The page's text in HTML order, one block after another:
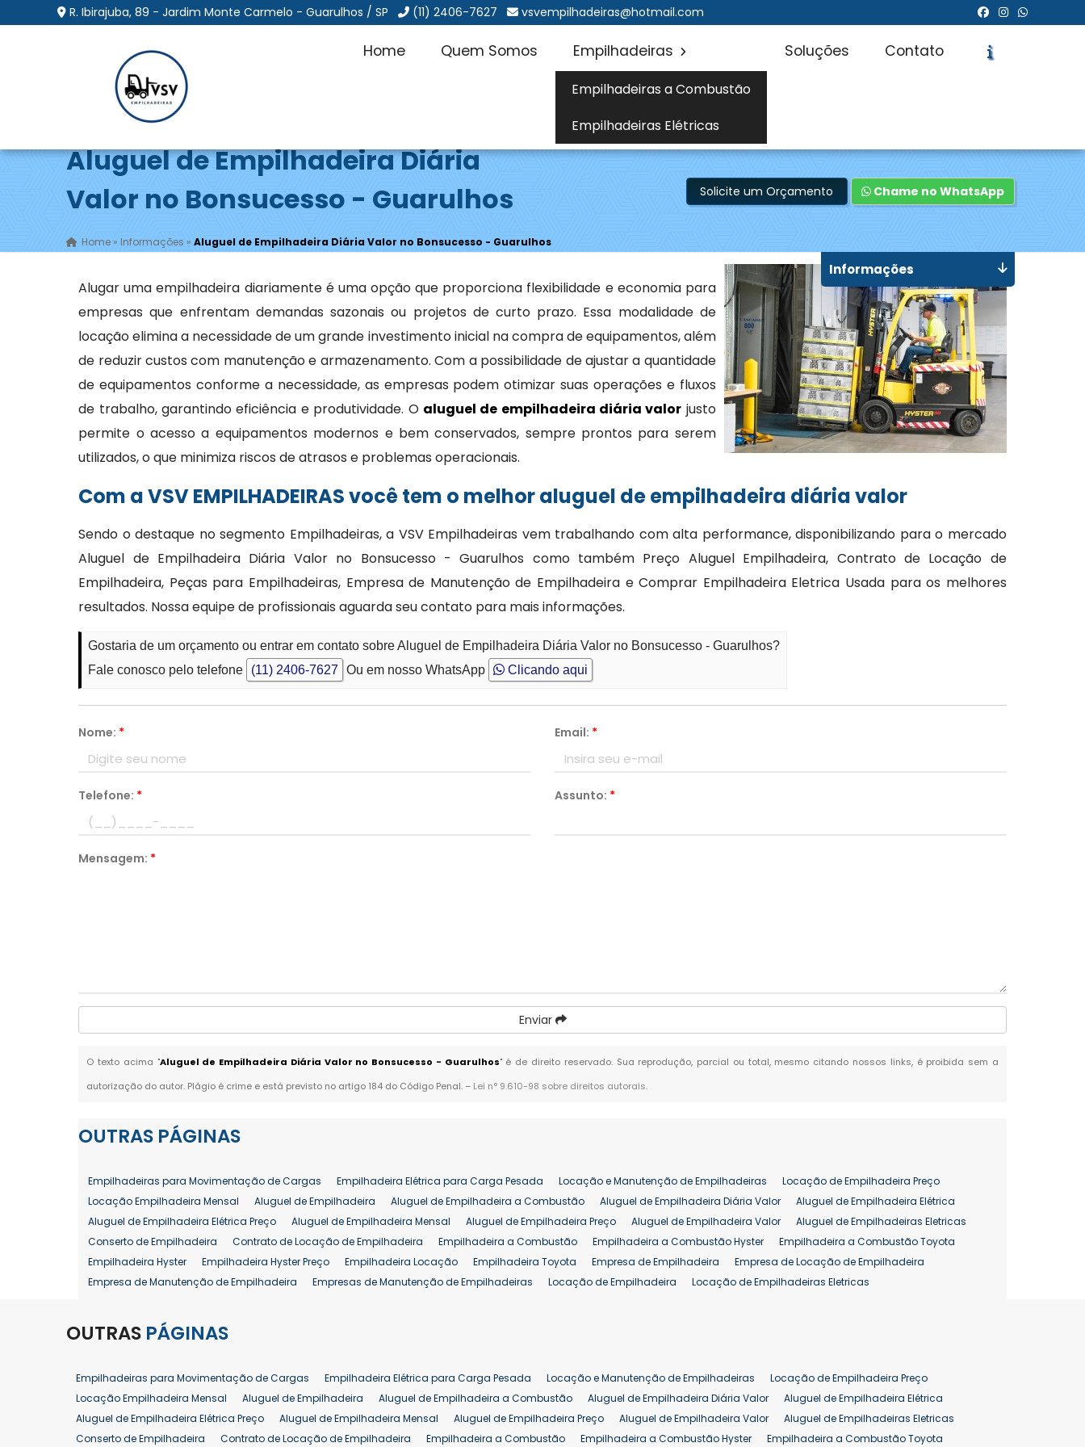
R. Ibirajuba, 89 - Jardim Monte Carmelo - Guarulhos / SP (11) 2406-7627 vsvempilhadeiras@hotmail.com
Home Quem Somos Empilhadeiras
Empilhadeiras a Combustão
Empilhadeiras Elétricas
Soluções Contato
Aluguel de Empilhadeira Diária
Valor no Bonsucesso - Guarulhos
Home »Informações »Aluguel de Empilhadeira Diária Valor no Bonsucesso - Guarulhos
Solicite um Orçamento Chame no WhatsApp
Alugar uma empilhadeira diariamente é uma opção que proporciona flexibilidade e economia para
empresas que enfrentam demandas sazonais ou projetos de curto prazo. Essa modalidade de
locação elimina a necessidade de um grande investimento inicial na compra de equipamentos, além
de reduzir custos com manutenção e armazenamento. Com a possibilidade de ajustar a quantidade
de equipamentos conforme a necessidade, as empresas podem otimizar suas operações e fluxos
de trabalho, garantindo eficiência e produtividade. O aluguel de empilhadeira diária valor justo
permite o acesso a equipamentos modernos e bem conservados, sempre prontos para serem
utilizados, o que minimiza riscos de atrasos e problemas operacionais.
Com a VSV EMPILHADEIRAS você tem o melhor aluguel de empilhadeira diária valor
Sendo o destaque no segmento Empilhadeiras, a VSV Empilhadeiras vem trabalhando com alta performance, disponibilizando para o mercado
Aluguel de Empilhadeira Diária Valor no Bonsucesso - Guarulhos como também Preço Aluguel Empilhadeira, Contrato de Locação de
Empilhadeira, Peças para Empilhadeiras, Empresa de Manutenção de Empilhadeira e Comprar Empilhadeira Eletrica Usada para os melhores
resultados. Nossa equipe de profissionais aguarda seu contato para mais informações.
Gostaria de um orçamento ou entrar em contato sobre Aluguel de Empilhadeira Diária Valor no Bonsucesso - Guarulhos?
Fale conosco pelo telefone
(11) 2406-7627 Ou em nosso WhatsApp Clicando aqui
Nome: * Email: *
Telefone: * Assunto: *
Mensagem: *
Enviar
O texto acima "Aluguel de Empilhadeira Diária Valor no Bonsucesso - Guarulhos" é de direito reservado. Sua reprodução, parcial ou total, mesmo citando nossos links, é proibida sem a
autorização do autor. Plágio é crime e está previsto no artigo 184 do Código Penal. – Lei n° 9.610-98 sobre direitos autorais.
Informações
OUTRAS PÁGINAS
Empilhadeiras para Movimentação de Cargas Empilhadeira Elétrica para Carga Pesada Locação e Manutenção de Empilhadeiras
Locação de Empilhadeira Preço
Locação Empilhadeira Mensal
Aluguel de Empilhadeira Aluguel de Empilhadeira a Combustão Aluguel de Empilhadeira Diária Valor
Aluguel de Empilhadeira Elétrica
Aluguel de Empilhadeira Elétrica Preço
Aluguel de Empilhadeira Mensal Aluguel de Empilhadeira Preço Aluguel de Empilhadeira Valor
Aluguel de Empilhadeiras Eletricas
Conserto de Empilhadeira
Contrato de Locação de Empilhadeira Empilhadeira a Combustão Empilhadeira a Combustão Hyster
Empilhadeira a Combustão Toyota
Empilhadeira Hyster
Empilhadeira Hyster Preço Empilhadeira Locação Empilhadeira Toyota Empresa de Empilhadeira
Empresa de Locação de Empilhadeira
Empresa de Manutenção de Empilhadeira
Empresas de Manutenção de Empilhadeiras Locação de Empilhadeira
Locação de Empilhadeiras Eletricas
Manutenção em Empilhadeiras
Reforma de Empilhadeira
Aluguel de Empilhadeira 25 ton
Locação de Empilhadeira 25 ton Comprar Empilhadeira 25 ton Empilhadeira a Combustão 25 ton
Preço de Empilhadeira 25 ton
Venda Empilhadeiras 25 ton
OUTRAS PÁGINAS
Empilhadeiras para Movimentação de Cargas Empilhadeira Elétrica para Carga Pesada Locação e Manutenção de Empilhadeiras
Locação de Empilhadeira Preço
Locação Empilhadeira Mensal
Aluguel de Empilhadeira Aluguel de Empilhadeira a Combustão Aluguel de Empilhadeira Diária Valor
Aluguel de Empilhadeira Elétrica
Aluguel de Empilhadeira Elétrica Preço
Aluguel de Empilhadeira Mensal Aluguel de Empilhadeira Preço Aluguel de Empilhadeira Valor
Aluguel de Empilhadeiras Eletricas
Conserto de Empilhadeira
Contrato de Locação de Empilhadeira Empilhadeira a Combustão Empilhadeira a Combustão Hyster
Empilhadeira a Combustão Toyota